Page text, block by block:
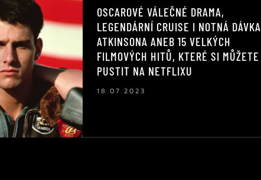
OSCAROVÉ VÁLEČNÉ DRAMA,
LEGENDÁRNÍ CRUISE I NOTNÁ DÁVKA
ATKINSONA ANEB 15 VELKÝCH
FILMOVÝCH HITŮ, KTERÉ SI MŮŽETE
PUSTIT NA NETFLIXU
18.07.2023